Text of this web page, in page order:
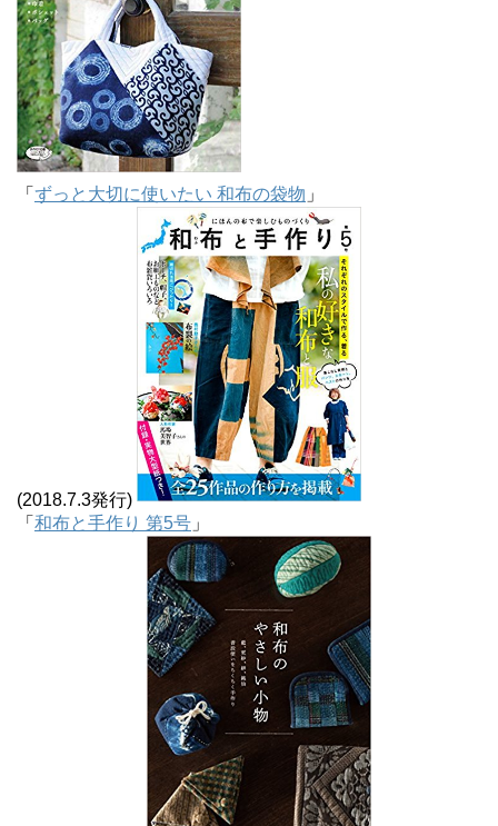
「 ずっと大切に使いたい 和布の袋物 」
(2018.7.3発行)
「 和布と手作り 第5号 」